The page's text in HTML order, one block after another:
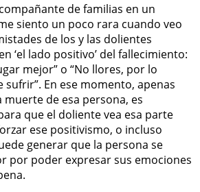
de familias en un
siento un poco rara cuando veo
de los y las dolientes
‘el lado positivo’ del fallecimiento:
mejor” o “No llores, por lo
sufrir”. En ese momento, apenas
muerte de esa persona, es
que el doliente vea esa parte
ese positivismo, o incluso
generar que la persona se
por poder expresar sus emociones